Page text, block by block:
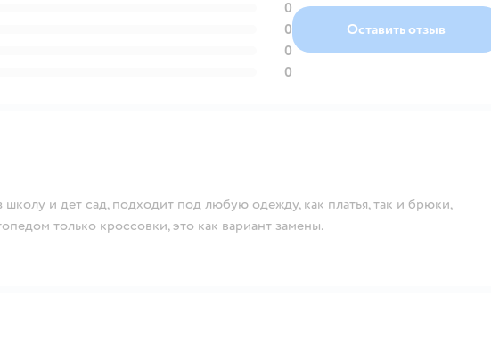
0
0
0
0
Оставить отзыв
и дет сад, подходит под любую одежду, как платья, так и брюки,
только кроссовки, это как вариант замены.